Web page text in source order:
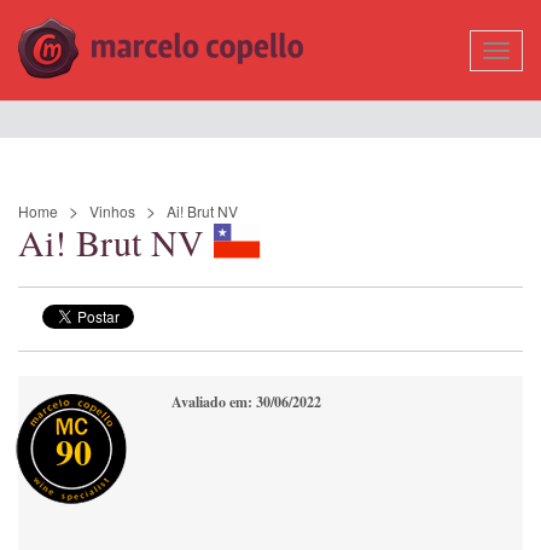
Home Vinhos Ai! Brut NV
Ai! Brut NV
90
Avaliado em: 30/06/2022